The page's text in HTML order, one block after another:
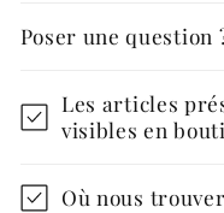
Poser une question
Les articles
visibles en
Où nous